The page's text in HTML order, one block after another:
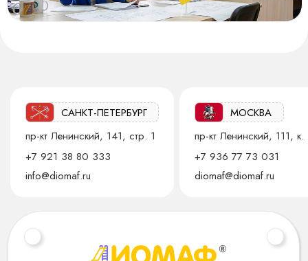
САНКТ-ПЕТЕРБУРГ
пр-кт Ленинский, 141, стр. 1
+7 921 38 80 333
info@diomaf.ru
МОСКВА
пр-кт Ленинский, 111, к.
+7 936 77 73 031
diomaf@diomaf.ru